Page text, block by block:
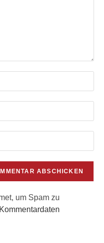
um Spam zu